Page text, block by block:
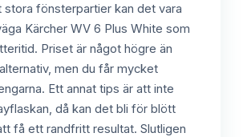
stora fönsterpartier kan det vara
Kärcher WV 6 Plus White som
Priset är något högre än
men du får mycket
Ett annat tips är att inte
då kan det bli för blött
få ett randfritt resultat. Slutligen